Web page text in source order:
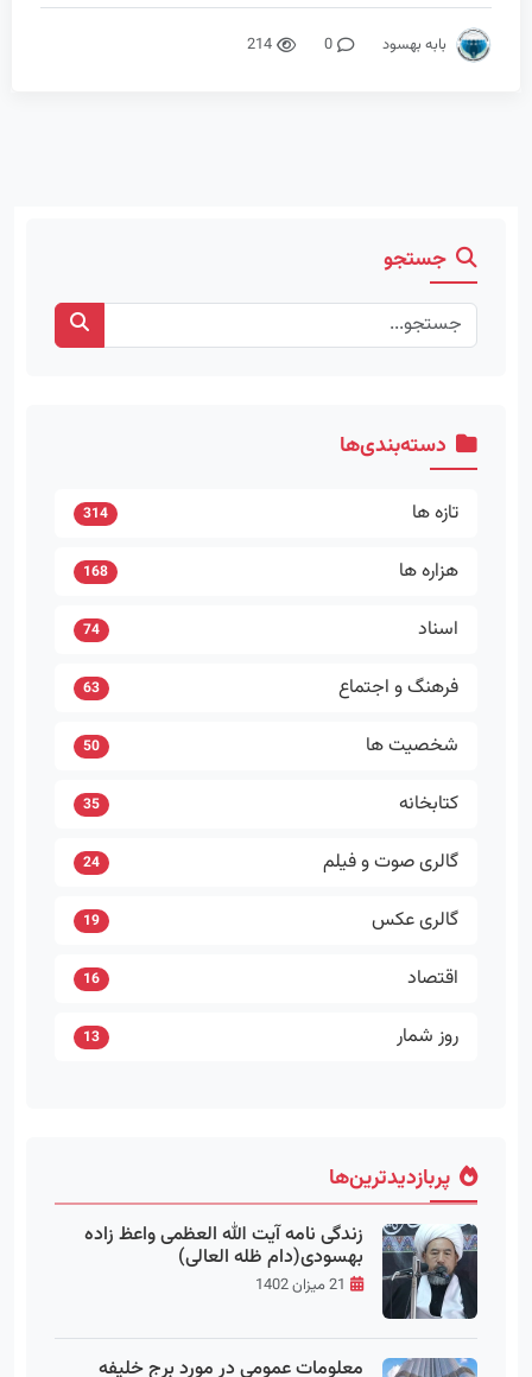
بابه بهسود 0
214
جستجو
دسته‌بندی‌ها
تازه ها 314
هزاره ها 168
اسناد 74
فرهنگ و اجتماع 63
شخصیت ها 50
کتابخانه 35
گالری صوت و فیلم 24
گالری عکس 19
اقتصاد 16
روز شمار 13
پربازدیدترین‌ها
زندگی نامه آیت الله العظمی واعظ زاده
بهسودی(دام ظله العالی)
21 میزان 1402
معلومات عمومی در مورد برج خلیفه